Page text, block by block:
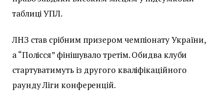
таблиці УПЛ.
ЛНЗ став срібним призером чемпіонату України,
а “Полісся” фінішувало третім. Обидва клуби
стартуватимуть із другого кваліфікаційного
раунду Ліги конференцій.